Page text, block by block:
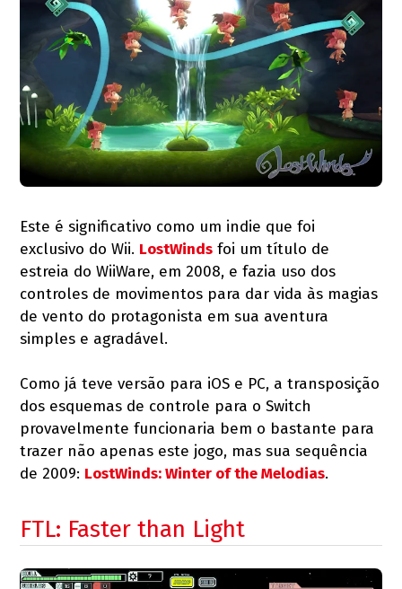
Este é significativo como um indie que foi
exclusivo do Wii. LostWinds foi um título de
estreia do WiiWare, em 2008, e fazia uso dos
controles de movimentos para dar vida às magias
de vento do protagonista em sua aventura
simples e agradável.
Como já teve versão para iOS e PC, a transposição
dos esquemas de controle para o Switch
provavelmente funcionaria bem o bastante para
trazer não apenas este jogo, mas sua sequência
de 2009: LostWinds: Winter of the Melodias.
FTL: Faster than Light